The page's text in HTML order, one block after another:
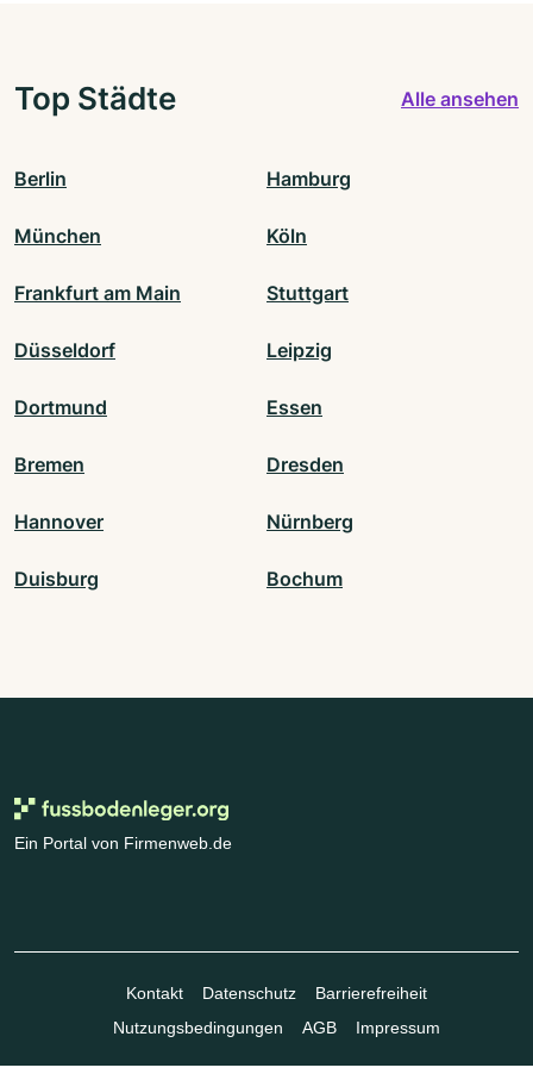
Top Städte Alle ansehen
Berlin Hamburg
München Köln
Frankfurt am Main Stuttgart
Düsseldorf Leipzig
Dortmund Essen
Bremen Dresden
Hannover Nürnberg
Duisburg Bochum
Ein Portal von Firmenweb.de
Kontakt Datenschutz
Barrierefreiheit
Nutzungsbedingungen
AGB Impressum